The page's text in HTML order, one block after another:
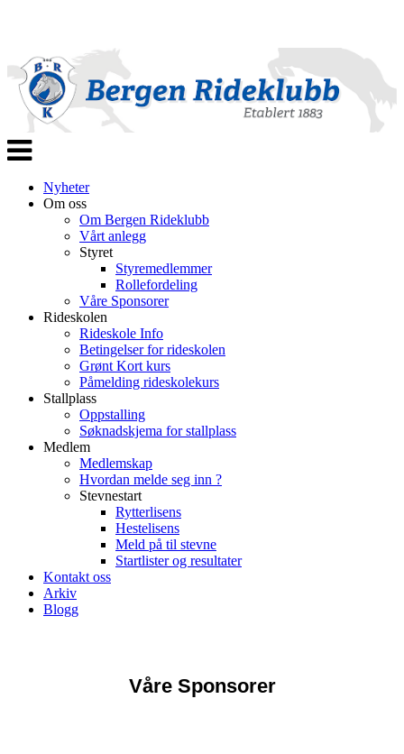
Veksle
navigasjon
Nyheter
Om oss
Om Bergen Rideklubb
Vårt anlegg
Styret
Styremedlemmer
Rollefordeling
Våre Sponsorer
Rideskolen
Rideskole Info
Betingelser for rideskolen
Grønt Kort kurs
Påmelding rideskolekurs
Stallplass
Oppstalling
Søknadskjema for stallplass
Medlem
Medlemskap
Hvordan melde seg inn ?
Stevnestart
Rytterlisens
Hestelisens
Meld på til stevne
Startlister og resultater
Kontakt oss
Arkiv
Blogg
Våre Sponsorer